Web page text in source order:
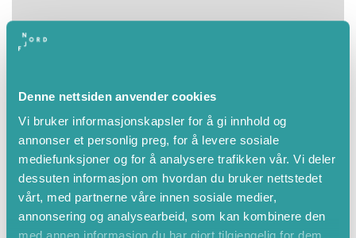
Denne nettsiden anvender cookies
Vi bruker informasjonskapsler for å gi innhold og
annonser et personlig preg, for å levere sosiale
mediefunksjoner og for å analysere trafikken vår. Vi deler
dessuten informasjon om hvordan du bruker nettstedet
vårt, med partnerne våre innen sosiale medier,
annonsering og analysearbeid, som kan kombinere den